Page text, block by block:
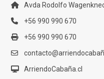
Avda Rodolfo
+56 990 990 670
+56 990 990 670
ArriendoCabaña.cl